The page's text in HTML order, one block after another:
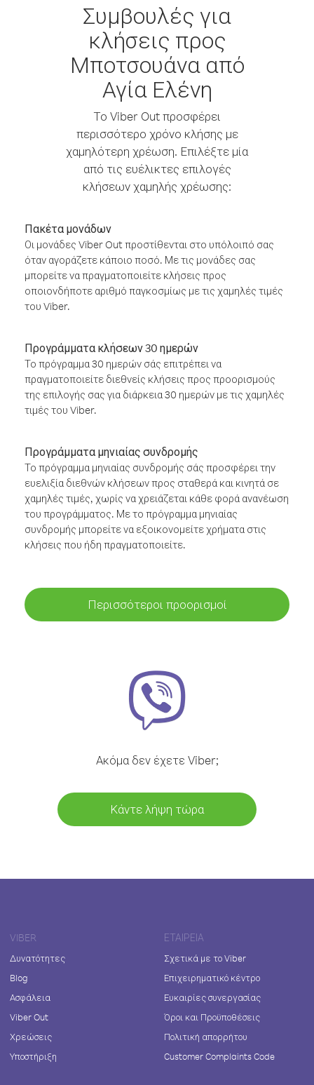
Συμβουλές για
κλήσεις προς
Μποτσουάνα από
Αγία Ελένη
Το Viber Out προσφέρει
περισσότερο χρόνο κλήσης με
χαμηλότερη χρέωση. Επιλέξτε μία
από τις ευέλικτες επιλογές
κλήσεων χαμηλής χρέωσης:
Πακέτα μονάδων
Οι μονάδες Viber Out προστίθενται στο υπόλοιπό σας
όταν αγοράζετε κάποιο ποσό. Με τις μονάδες σας
μπορείτε να πραγματοποιείτε κλήσεις προς
οποιονδήποτε αριθμό παγκοσμίως με τις χαμηλές τιμές
του Viber.
Προγράμματα κλήσεων 30 ημερών
Το πρόγραμμα 30 ημερών σάς επιτρέπει να
πραγματοποιείτε διεθνείς κλήσεις προς προορισμούς
της επιλογής σας για διάρκεια 30 ημερών με τις χαμηλές
τιμές του Viber.
Προγράμματα μηνιαίας συνδρομής
Το πρόγραμμα μηνιαίας συνδρομής σάς προσφέρει την
ευελιξία διεθνών κλήσεων προς σταθερά και κινητά σε
χαμηλές τιμές, χωρίς να χρειάζεται κάθε φορά ανανέωση
του προγράμματος. Με το πρόγραμμα μηνιαίας
συνδρομής μπορείτε να εξοικονομείτε χρήματα στις
κλήσεις που ήδη πραγματοποιείτε.
Περισσότεροι προορισμοί
Ακόμα δεν έχετε Viber;
Κάντε λήψη τώρα
VIBER
Δυνατότητες
Blog
Ασφάλεια
Viber Out
Χρεώσεις
Υποστήριξη
ΕΤΑΙΡΕΊΑ
Σχετικά με το Viber
Επιχειρηματικό κέντρο
Ευκαιρίες συνεργασίας
Όροι και Προϋποθέσεις
Πολιτική απορρήτου
Customer Complaints Code